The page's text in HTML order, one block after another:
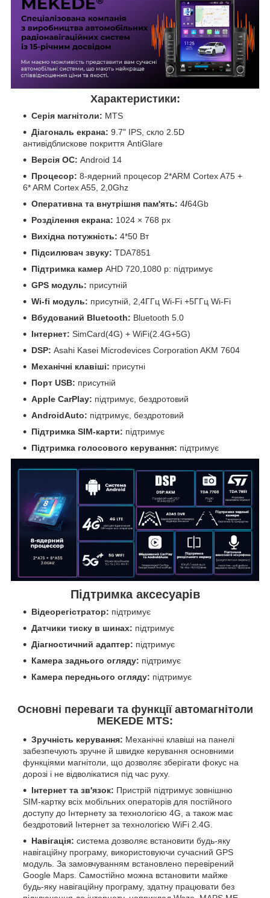
Характеристики:
Серія магнітоли: MTS
Діагональ екрана: 9.7" IPS, скло 2.5D
антивідблискове покриття AntiGlare
Версія ОС: Android 14
Процесор: 8-ядерний процесор 2*ARM Cortex A75 +
6* ARM Cortex A55, 2,0Ghz
Оперативна та внутрішня пам'ять: 4/64Gb
Розділення екрана: 1024 × 768 px
Вихідна потужність: 4*50 Вт
Підсилювач звуку: TDA7851
Підтримка камер AHD 720,1080 р: підтримує
GPS модуль: присутній
Wi-fi модуль: присутній, 2,4ГГц Wi-Fi +5ГГц Wi-Fi
Вбудований Bluetooth: Bluetooth 5.0
Інтернет: SimCard(4G) + WiFi(2.4G+5G)
DSP: Asahi Kasei Microdevices Corporation AKM 7604
Механічні клавіші: присутні
Порт USB: присутній
Apple CarPlay: підтримує, бездротовий
AndroidAuto: підтримує, бездротовий
Підтримка SIM-карти: підтримує
Підтримка голосового керування: підтримує
Підтримка аксесуарів
Відеорегістратор: підтримує
Датчики тиску в шинах: підтримує
Діагностичний адаптер: підтримує
Камера заднього огляду: підтримує
Камера переднього огляду: підтримує
Основні переваги та функції автомагнітоли
MEKEDE MTS:
Зручність керування: Механічні клавіші на панелі
забезпечують зручне й швидке керування основними
функціями магнітоли, що дозволяє зберігати фокус на
дорозі і не відволікатися під час руху.
Інтернет та зв'язок: Пристрій підтримує зовнішню
SIM-картку всіх мобільних операторів для постійного
доступу до Інтернету за технологією 4G, а також має
бездротовий Інтернет за технологією WiFi 2.4G.
Навігація: система дозволяє встановити будь-яку
навігаційну програму, використовуючи сучасний GPS
модуль. За замовчуванням встановлено перевірений
Google Maps. Самостійно можна встановити майже
будь-яку навігаційну програму, здатну працювати без